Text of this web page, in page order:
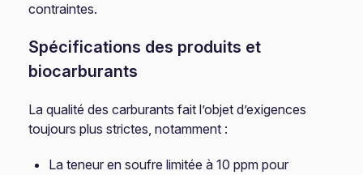
contraintes.
Spécifications des produits et
biocarburants
La qualité des carburants fait l’objet d’exigences
toujours plus strictes, notamment :
La teneur en soufre limitée à 10 ppm pour